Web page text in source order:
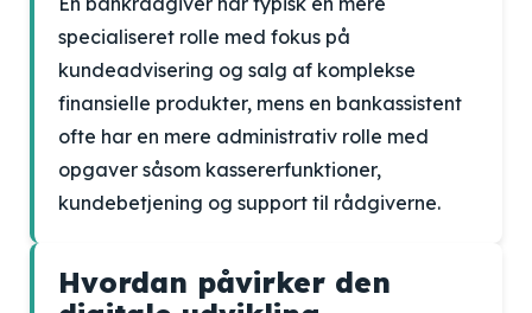
specialiseret rolle med fokus på
kundeadvisering og salg af komplekse
finansielle produkter, mens en bankassistent
ofte har en mere administrativ rolle med
opgaver såsom kassererfunktioner,
kundebetjening og support til rådgiverne.
Hvordan påvirker den